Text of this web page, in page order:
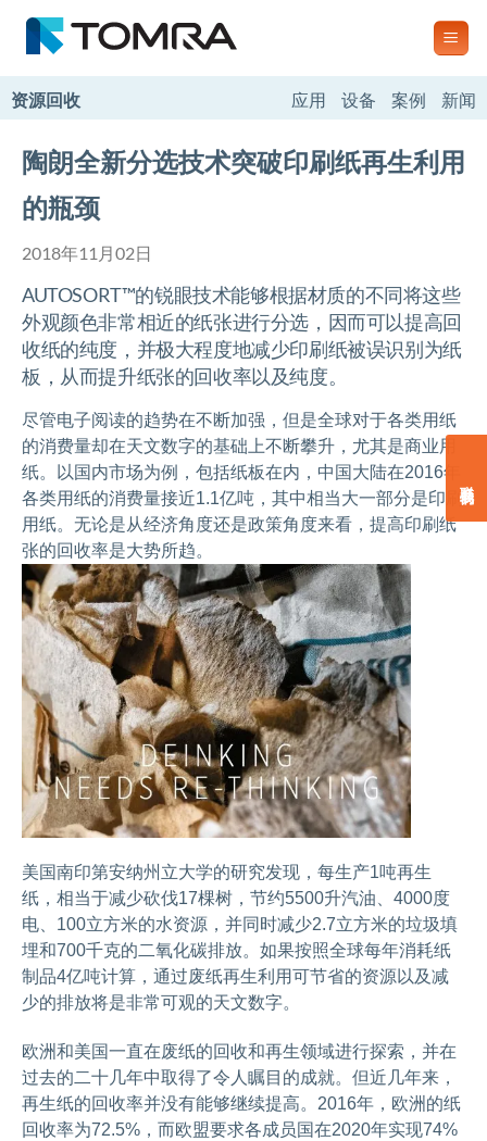
容资源回收 应用 设备 案例 新闻
陶朗全新分选技术突破印刷纸再生利用
的瓶颈
2018年11月02日
AUTOSORT™的锐眼技术能够根据材质的不同将这些
外观颜色非常相近的纸张进行分选，因而可以提高回
收纸的纯度，并极大程度地减少印刷纸被误识别为纸
板，从而提升纸张的回收率以及纯度。
尽管电子阅读的趋势在不断加强，但是全球对于各类用纸
的消费量却在天文数字的基础上不断攀升，尤其是商业用
纸。以国内市场为例，包括纸板在内，中国大陆在2016年
各类用纸的消费量接近1.1亿吨，其中相当大一部分是印刷
用纸。无论是从经济角度还是政策角度来看，提高印刷纸
张的回收率是大势所趋。
美国南印第安纳州立大学的研究发现，每生产1吨再生
纸，相当于减少砍伐17棵树，节约5500升汽油、4000度
电、100立方米的水资源，并同时减少2.7立方米的垃圾填
埋和700千克的二氧化碳排放。如果按照全球每年消耗纸
制品4亿吨计算，通过废纸再生利用可节省的资源以及减
少的排放将是非常可观的天文数字。
欧洲和美国一直在废纸的回收和再生领域进行探索，并在
过去的二十几年中取得了令人瞩目的成就。但近几年来，
再生纸的回收率并没有能够继续提高。2016年，欧洲的纸
回收率为72.5%，而欧盟要求各成员国在2020年实现74%